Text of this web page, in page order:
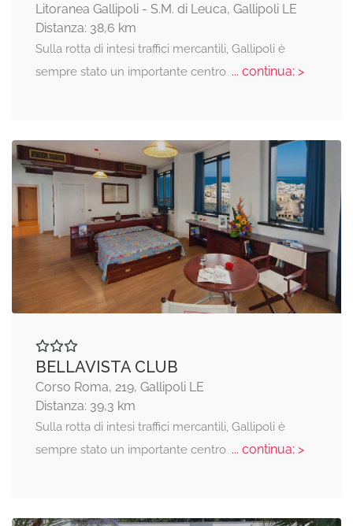
Litoranea Gallipoli - S.M. di Leuca, Gallipoli LE
Distanza: 38,6 km
Sulla rotta di intesi traffici mercantili, Gallipoli è
sempre stato un importante centro... continua: >
BELLAVISTA CLUB
Corso Roma, 219, Gallipoli LE
Distanza: 39,3 km
Sulla rotta di intesi traffici mercantili, Gallipoli è
sempre stato un importante centro... continua: >